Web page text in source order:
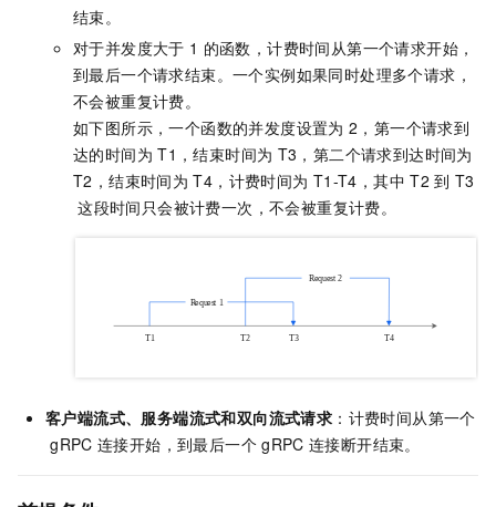
结束。
对于并发度大于 1 的函数，计费时间从第一个请求开始，
到最后一个请求结束。一个实例如果同时处理多个请求，
不会被重复计费。
如下图所示，一个函数的并发度设置为 2，第一个请求到
达的时间为 T1，结束时间为 T3，第二个请求到达时间为
T2，结束时间为 T4，计费时间为 T1-T4，其中 T2 到 T3
这段时间只会被计费一次，不会被重复计费。
客户端流式、服务端流式和双向流式请求 ：计费时间从第一个
gRPC 连接开始，到最后一个 gRPC 连接断开结束。